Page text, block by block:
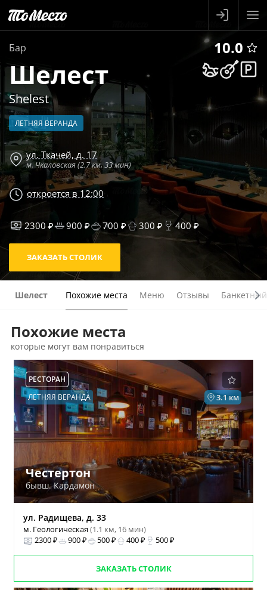
Бар 10.0
Шелест
Shelest
ЛЕТНЯЯ ВЕРАНДА
ул. Ткачей, д. 17
м. Чкаловская (2.7 км, 33 мин)
откроется в 12:00
2300 ₽ 900 ₽ 700 ₽ 300 ₽ 400 ₽
ЗАКАЗАТЬ СТОЛИК
Шелест Похожие места Меню Отзывы
Похожие места
которые могут вам понравиться
РЕСТОРАН
3.1 км
ЛЕТНЯЯ ВЕРАНДА
Честертон
бывш. Кардамон
ул. Радищева, д. 33
м. Геологическая(1.1 км, 16 мин)
2300 ₽
900 ₽ 500 ₽ 400 ₽ 500 ₽
ЗАКАЗАТЬ СТОЛИК